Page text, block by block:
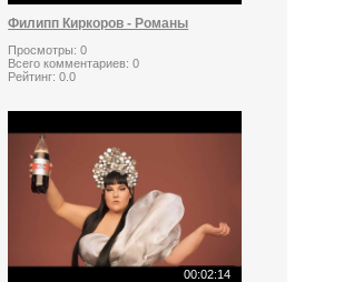
Филипп Киркоров - Романы
Просмотры:0
Всего комментариев:0
Рейтинг:0.0
00:02:14